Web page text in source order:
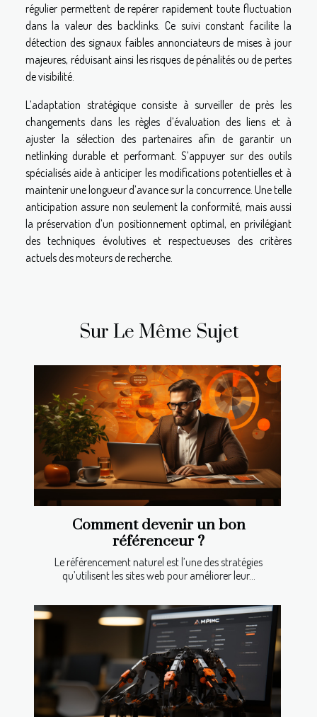
régulier permettent de repérer rapidement toute fluctuation
dans la valeur des backlinks. Ce suivi constant facilite la
détection des signaux faibles annonciateurs de mises à jour
majeures, réduisant ainsi les risques de pénalités ou de pertes
de visibilité.
L’adaptation stratégique consiste à surveiller de près les
changements dans les règles d’évaluation des liens et à
ajuster la sélection des partenaires afin de garantir un
netlinking durable et performant. S’appuyer sur des outils
spécialisés aide à anticiper les modifications potentielles et à
maintenir une longueur d’avance sur la concurrence. Une telle
anticipation assure non seulement la conformité, mais aussi
la préservation d’un positionnement optimal, en privilégiant
des techniques évolutives et respectueuses des critères
actuels des moteurs de recherche.
Sur Le Même Sujet
Comment devenir un bon
référenceur ?
Le référencement naturel est l’une des stratégies
qu’utilisent les sites web pour améliorer leur...